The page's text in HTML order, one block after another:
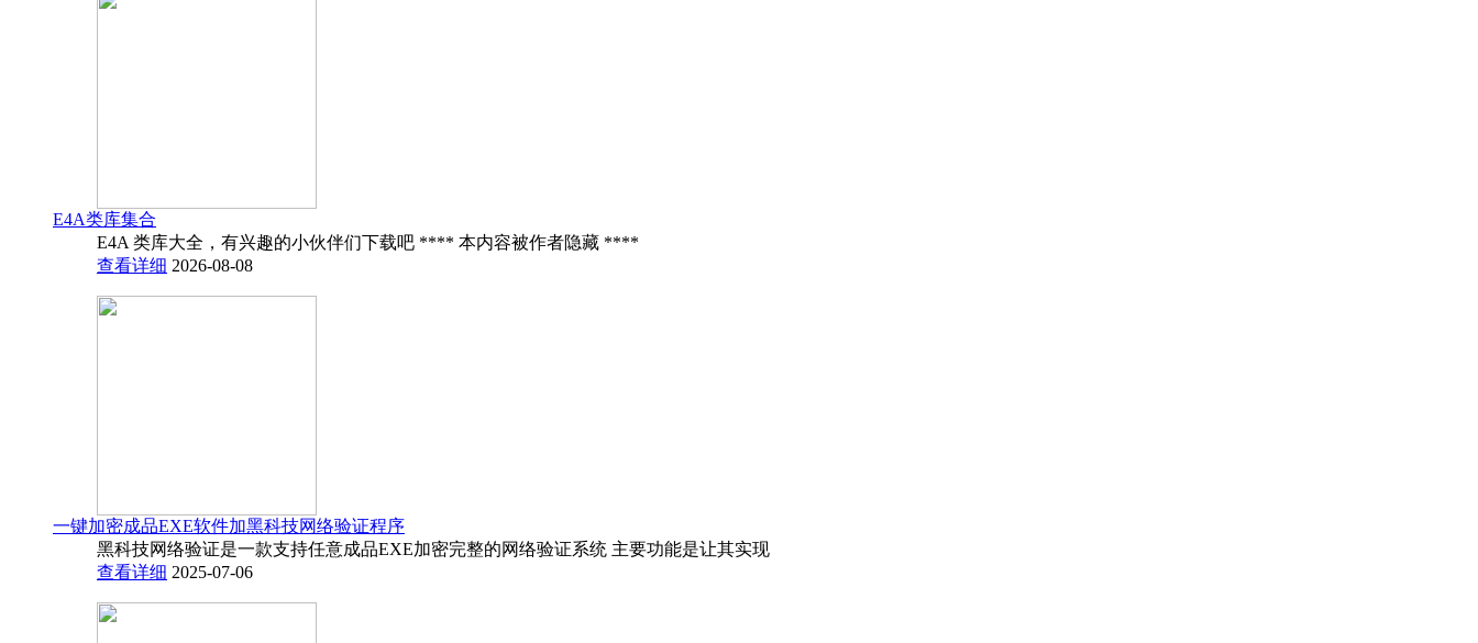
E4A类库集合
E4A 类库大全，有兴趣的小伙伴们下载吧 **** 本内容被作者隐藏 ****
查看详细 2026-08-08
一键加密成品EXE软件加黑科技网络验证程序
黑科技网络验证是一款支持任意成品EXE加密完整的网络验证系统 主要功能是让其实现
查看详细 2025-07-06